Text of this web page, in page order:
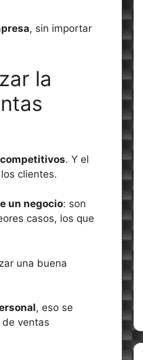
, sin importar
la
. Y el
clientes.
un negocio: son
casos, los que
una buena
, eso se
ventas